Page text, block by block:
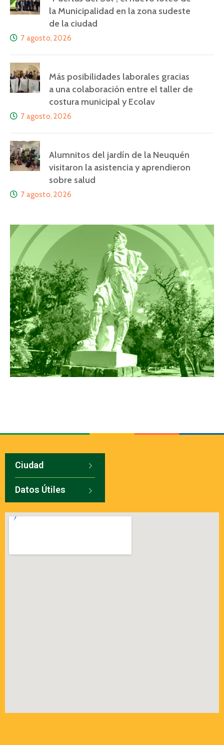
la Municipalidad en la zona sudeste
de la ciudad
7 agosto, 2026
Más posibilidades laborales gracias
a una colaboración entre el taller de
costura municipal y Ecolav
7 agosto, 2026
Alumnitos del jardín de la Neuquén
visitaron la asistencia y aprendieron
sobre salud
7 agosto, 2026
Ciudad
Datos Útiles